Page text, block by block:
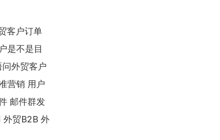
客户订单
是不是目
外贸客户
营销 用户
邮件群发
外贸B2B 外